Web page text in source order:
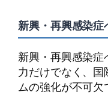
新興・再興感染症
新興・再興感染
力だけでなく、
ムの強化が不可欠